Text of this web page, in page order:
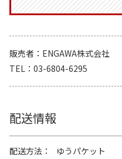
販売者
ENGAWA株式会社
TEL
03-6804-6295
配送情報
配送方法
ゆうパケット